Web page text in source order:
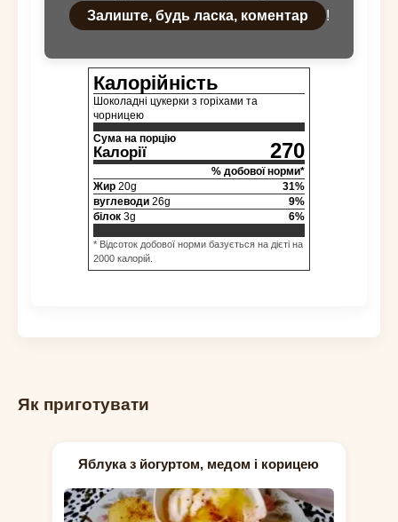
Залиште, будь ласка, коментар !
Калорійність
Шоколадні цукерки з горіхами та
чорницею
Сума на порцію
Калорії 270
% добової норми*
Жир 20g 31%
вуглеводи 26g 9%
білок 3g 6%
* Відсоток добової норми базується на дієті на
2000 калорій.
Як приготувати
Яблука з йогуртом, медом і корицею